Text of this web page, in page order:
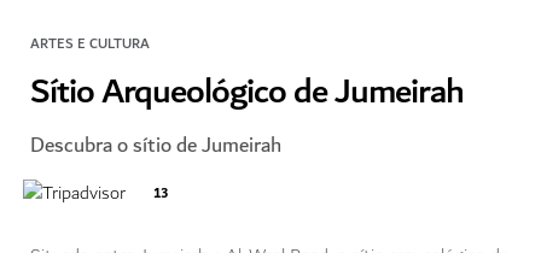
ARTES E CULTURA
Sítio Arqueológico de Jumeirah
Descubra o sítio de Jumeirah
13